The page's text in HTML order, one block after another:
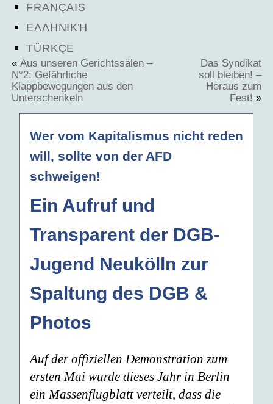
FRANÇAIS
ΕΛΛΗΝΙΚΉ
TÜRKÇE
« Aus unseren Gerichtssälen –
N°2: Gefährliche
Klappbewegungen aus den
Unterschenkeln
Das Syndikat
soll bleiben! –
Heraus zum
Fest! »
Wer vom Kapitalismus nicht reden
will, sollte von der AFD
schweigen!
Ein Aufruf und
Transparent der DGB-
Jugend Neukölln zur
Spaltung des DGB &
Photos
Auf der offiziellen Demonstration zum
ersten Mai wurde dieses Jahr in Berlin
ein Massenflugblatt verteilt, dass die